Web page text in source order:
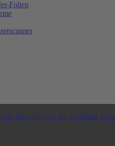
Folien
Identifikation für vielfältige